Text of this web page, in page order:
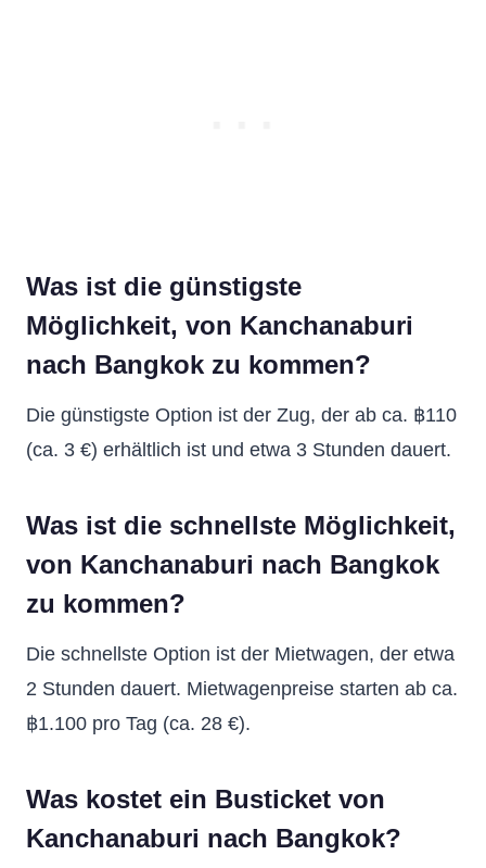
Was ist die günstigste
Möglichkeit, von Kanchanaburi
nach Bangkok zu kommen?
Die günstigste Option ist der Zug, der ab ca. ฿110
(ca. 3 €) erhältlich ist und etwa 3 Stunden dauert.
Was ist die schnellste Möglichkeit,
von Kanchanaburi nach Bangkok
zu kommen?
Die schnellste Option ist der Mietwagen, der etwa
2 Stunden dauert. Mietwagenpreise starten ab ca.
฿1.100 pro Tag (ca. 28 €).
Was kostet ein Busticket von
Kanchanaburi nach Bangkok?